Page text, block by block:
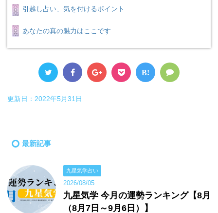
引越し占い、気を付けるポイント
あなたの真の魅力はここです
B!
更新日： 2022年5月31日
最新記事
九星気学占い
2026/08/05
九星気学 今月の運勢ランキング【8月
（8月7日～9月6日）】